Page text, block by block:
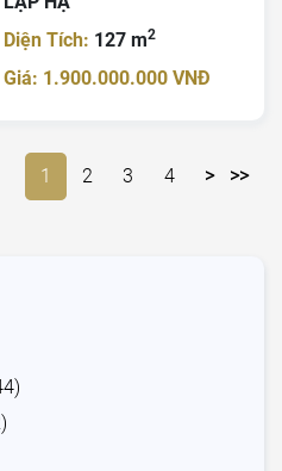
Diện Tích: 127 m2
Giá: 1.900.000.000 VNĐ
1 2 3 4 > >>